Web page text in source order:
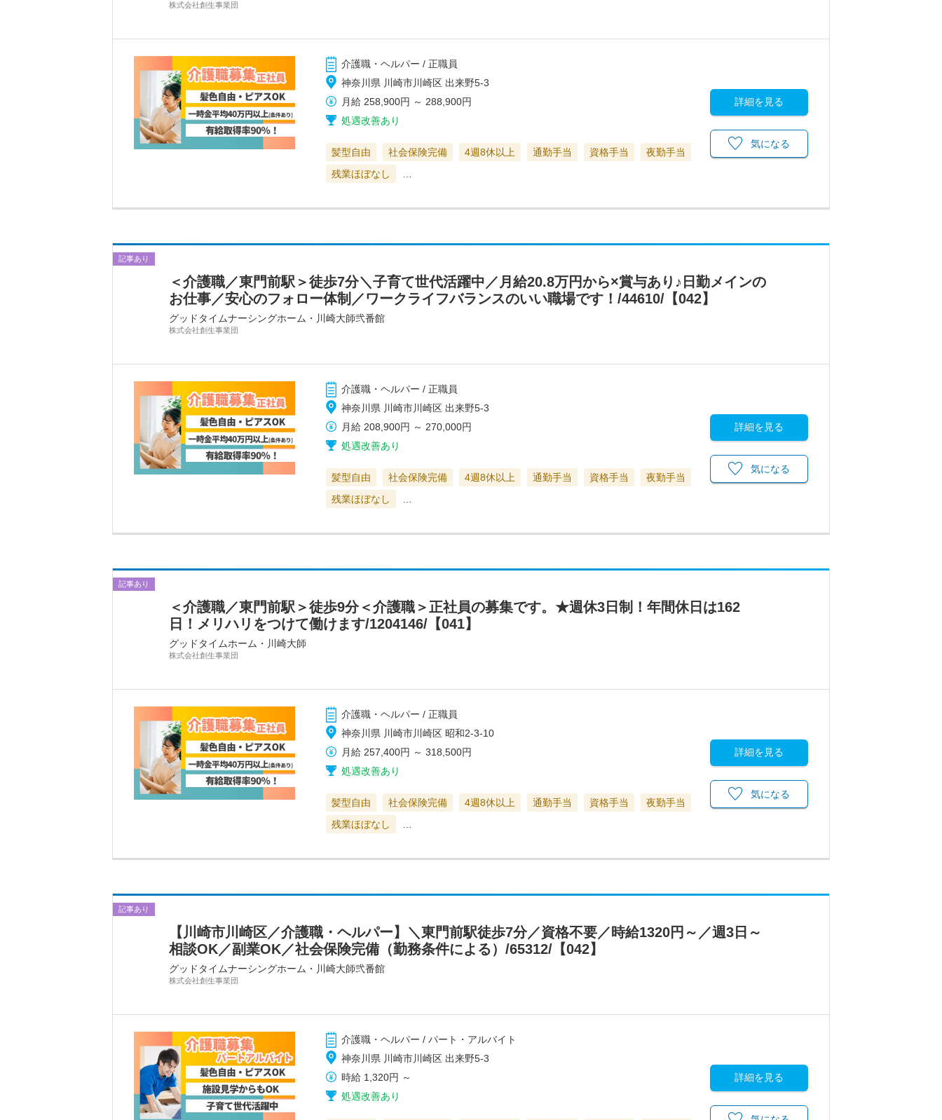
株式会社創生事業団
介護職・ヘルパー / 正職員
神奈川県 川崎市川崎区 出来野5-3
月給 258,900円 ～ 288,900円
処遇改善あり
髪型自由 社会保険完備 4週8休以上 通勤手当 資格手当
夜勤手当
残業ほぼなし
詳細を見る
気になる
記事あり
＜介護職／東門前駅＞徒歩7分＼子育て世代活躍中／月給20.8万円から×賞与あり♪日勤メインの
お仕事／安心のフォロー体制／ワークライフバランスのいい職場です！/44610/【042】
グッドタイムナーシングホーム・川崎大師弐番館
株式会社創生事業団
介護職・ヘルパー / 正職員
神奈川県 川崎市川崎区 出来野5-3
月給 208,900円 ～ 270,000円
処遇改善あり
髪型自由 社会保険完備 4週8休以上 通勤手当 資格手当
夜勤手当
残業ほぼなし
詳細を見る
気になる
記事あり
＜介護職／東門前駅＞徒歩9分＜介護職＞正社員の募集です。★週休3日制！年間休日は162
日！メリハリをつけて働けます/1204146/【041】
グッドタイムホーム・川崎大師
株式会社創生事業団
介護職・ヘルパー / 正職員
神奈川県 川崎市川崎区 昭和2-3-10
月給 257,400円 ～318,500円
処遇改善あり
髪型自由 社会保険完備 4週8休以上 通勤手当 資格手当
夜勤手当
残業ほぼなし
詳細を見る
気になる
記事あり
【川崎市川崎区／介護職・ヘルパー】＼東門前駅徒歩7分／資格不要／時給1320円～／週3日～
相談OK／副業OK／社会保険完備（勤務条件による）/65312/【042】
グッドタイムナーシングホーム・川崎大師弐番館
株式会社創生事業団
介護職・ヘルパー / パート・アルバイト
神奈川県 川崎市川崎区 出来野5-3
時給 1,320円 ～
処遇改善あり
詳細を見る